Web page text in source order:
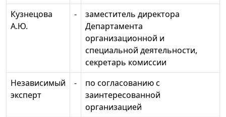
Кузнецова
А.Ю.
-
заместитель директора
Департамента
организационной и
специальной деятельности,
секретарь комиссии
Независимый
эксперт
-
по согласованию с
заинтересованной
организацией